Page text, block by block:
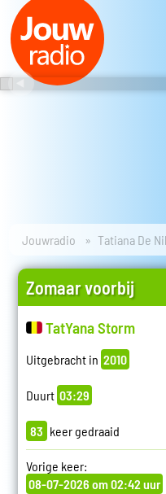
Jouwradio Tatiana De Nil
Zomaar voorbij
TatYana Storm
Uitgebracht in 2010
Duurt 03:29
83 keer gedraaid
Vorige keer:
08-07-2026 om 02:42 uur